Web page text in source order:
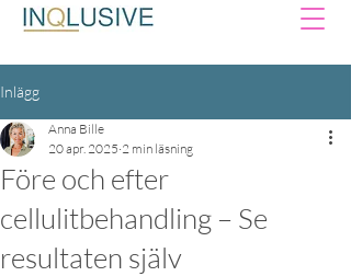
Inlägg
Före och efter
cellulitbehandling – Se
resultaten själv
Anna Bille
20 apr. 2025 2 min läsning